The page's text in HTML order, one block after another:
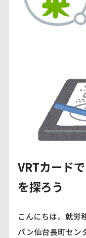
VRTカード
を探ろう
こんにちは。就労
パン仙台長町セン